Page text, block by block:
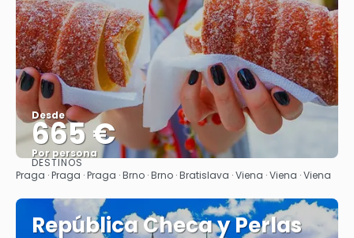
Desde
665 €
Por persona
Ver
DESTINOS
Praga · Praga · Praga · Brno · Brno · Bratislava · Viena · Viena · Viena
República Checa y Perlas